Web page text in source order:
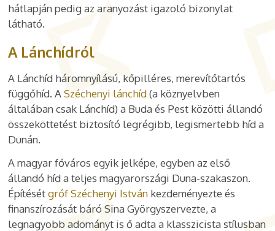
hátlapján pedig az aranyozást igazoló bizonylat
látható.
A Lánchídról
A Lánchíd háromnyílású, kőpilléres, merevítőtartós
függőhíd. ASzéchenyi lánchíd(a köznyelvben
általában csak Lánchíd) a Buda és Pest közötti állandó
összeköttetést biztosító legrégibb, legismertebb híd a
Dunán.
A magyar főváros egyik jelképe, egyben az első
állandó híd a teljes magyarországi Duna-szakaszon.
Építésétgróf Széchenyi Istvánkezdeményezte és
finanszírozását báró Sina Györgyszervezte, a
legnagyobb adományt is ő adta a klasszicista stílusban